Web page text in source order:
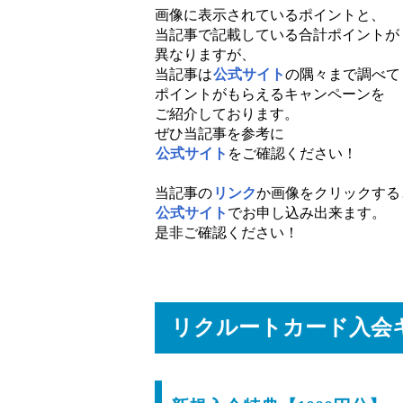
画像に表示されているポイントと、
当記事で記載している合計ポイントが
異なりますが、
当記事は公式サイトの隅々まで調べて
ポイントがもらえるキャンペーンを
ご紹介しております。
ぜひ当記事を参考に
公式サイト をご確認ください！
当記事の リンクか画像をクリックする
公式サイト でお申し込み出来ます。
是非ご確認ください！
リクルートカード入会